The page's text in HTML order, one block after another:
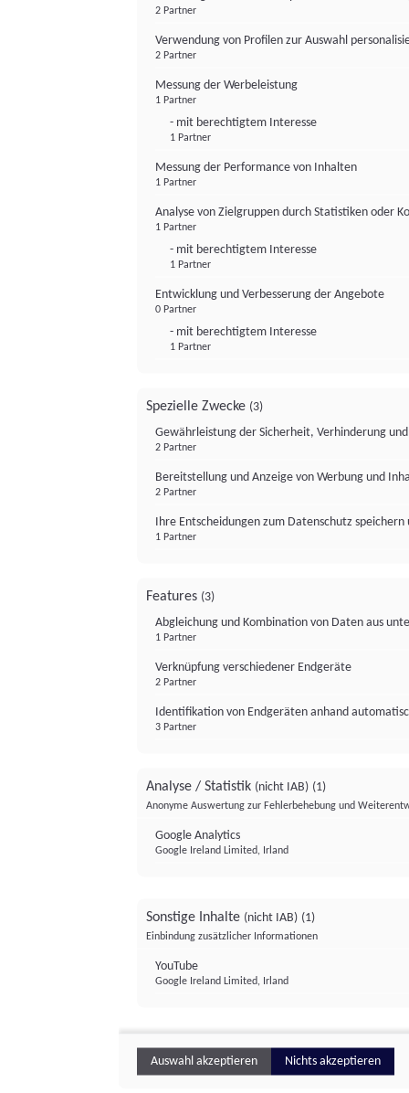
2 Partner
Verwendung von Profilen zur Auswahl
2 Partner
Messung der Werbeleistung
1 Partner
- mit berechtigtem Interesse
1 Partner
Messung der Performance von Inhalten
1 Partner
Analyse von Zielgruppen durch Statistiken oder
1 Partner
- mit berechtigtem Interesse
1 Partner
Entwicklung und Verbesserung der Angebote
0 Partner
- mit berechtigtem Interesse
1 Partner
Spezielle Zwecke (3)
Gewährleistung der Sicherheit, Verhinderung
2 Partner
Bereitstellung und Anzeige von Werbung und
2 Partner
Ihre Entscheidungen zum Datenschutz
1 Partner
Features (3)
Abgleichung und Kombination von Daten aus
1 Partner
Verknüpfung verschiedener Endgeräte
2 Partner
Identifikation von Endgeräten anhand
3 Partner
Analyse / Statistik (nicht IAB) (1)
Anonyme Auswertung zur Fehlerbehebung und
Google Analytics
Google Ireland Limited, Irland
Sonstige Inhalte (nicht IAB) (1)
Einbindung zusätzlicher Informationen
YouTube
Google Ireland Limited, Irland
Auswahl akzeptieren Nichts akzeptieren